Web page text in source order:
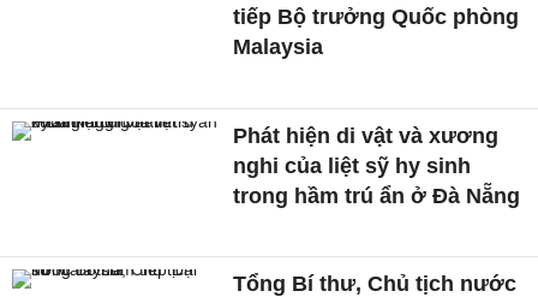
tiếp Bộ trưởng Quốc phòng
Malaysia
Phát hiện di vật và xương
nghi của liệt sỹ hy sinh
trong hầm trú ẩn ở Đà Nẵng
Tổng Bí thư, Chủ tịch nước